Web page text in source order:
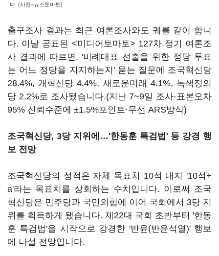
다. (사진=뉴스토마토)
출구조사 결과는 최근 여론조사와도 궤를 같이 합니
다. 이날 공표된 <미디어토마토> 127차 정기 여론조
사 결과에 따르면, '비례대표 선출을 위한 정당 투표
는 어느 정당을 지지하는지' 묻는 질문에 조국혁신당
28.4%, 개혁신당 4.4%, 새로운미래 4.1%, 녹색정의
당 2.2%로 조사됐습니다.(지난 7~9일 조사·표본오차
95% 신뢰수준에 ±1.5%포인트·무선 ARS방식)
조국혁신당, 3당 지위에…'한동훈 특검법' 등 강경 행
보 전망
조국혁신당의 성적은 자체 목표치 10석 내지 '10석+
a'라는 목표치를 상회하는 수치입니다. 이로써 조국
혁신당은 민주당과 국민의힘에 이어 국회에서 3당 지
위를 획득하게 됐습니다. 제22대 국회 초반부터 '한동
훈 특검법'을 시작으로 강경한 '반윤(반윤석열)' 행보
에 나설 전망입니다.